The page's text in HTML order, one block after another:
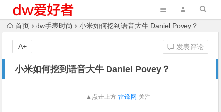
首页 dw手表时尚 小米如何挖到语音大牛 Daniel Povey？
小米如何挖到语音大牛 Daniel Povey？
发表评论
A+
▲点击上方 雷锋网 关注